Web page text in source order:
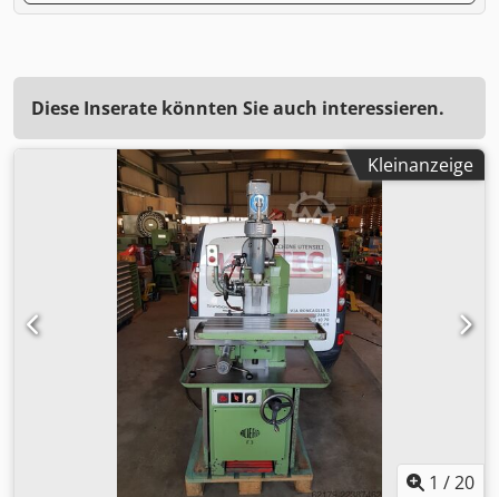
Diese Inserate könnten Sie auch interessieren.
Kleinanzeige
1 /20